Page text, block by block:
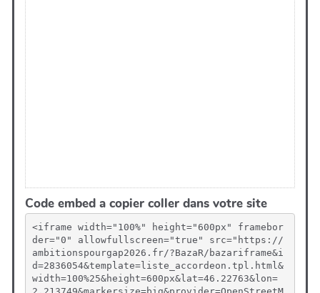
Code embed a copier coller dans votre site
<iframe width="100%" height="600px" framebor
der="0" allowfullscreen="true" src="https://
ambitionspourgap2026.fr/?BazaR/bazariframe&i
d=2836054&template=liste_accordeon.tpl.html&
width=100%25&height=600px&lat=46.22763&lon=